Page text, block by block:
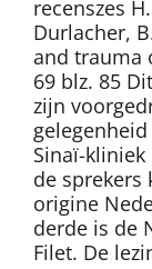
recenszes
Durlacher,
and trauma
69 blz. 85
zijn
Sinaï-
de sprekers
origine
derde is de
Filet. De